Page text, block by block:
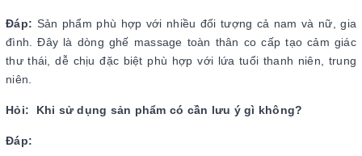
Đáp: Sản phẩm phù hợp với nhiều đối tượng cả nam và nữ, gia
đình. Đây là dòng ghế massage toàn thân co cấp tạo cảm giác
thư thái, dễ chịu đặc biệt phù hợp với lứa tuổi thanh niên, trung
niên.
Hỏi: Khi sử dụng sản phẩm có cần lưu ý gì không?
Đáp: